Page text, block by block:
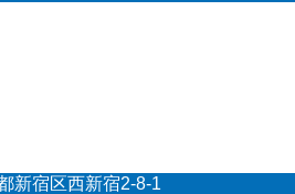
新宿区西新宿2-8-1